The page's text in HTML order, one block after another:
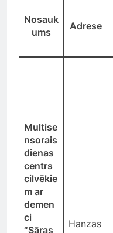
Nosauk
ums
Adrese
Multise
nsorais
dienas
centrs
cilvēkie
m ar
demen
ci
“Sāras
Hanzas